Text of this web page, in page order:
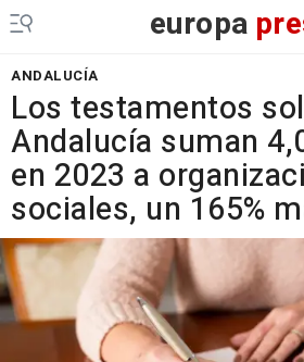
europa
ANDALUCÍA
Los testamentos
Andalucía suman
en 2023 a
sociales, un 165%